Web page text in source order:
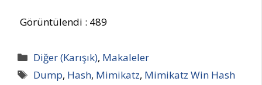
Görüntülendi : 489
Kategoriler
Diğer (Karışık), Makaleler
Etiketler
Dump, Hash, Mimikatz, Mimikatz Win Hash